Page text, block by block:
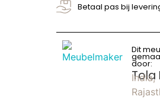
Betaal pas bij
Dit
door:
Tola
India,